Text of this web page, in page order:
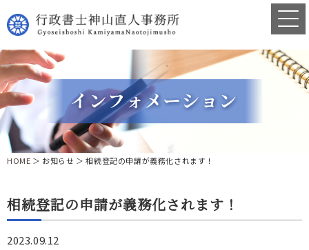
HOME ＞ お知らせ ＞ 相続登記の申請が義務化されます！
相続登記の申請が義務化されます！
2023.09.12